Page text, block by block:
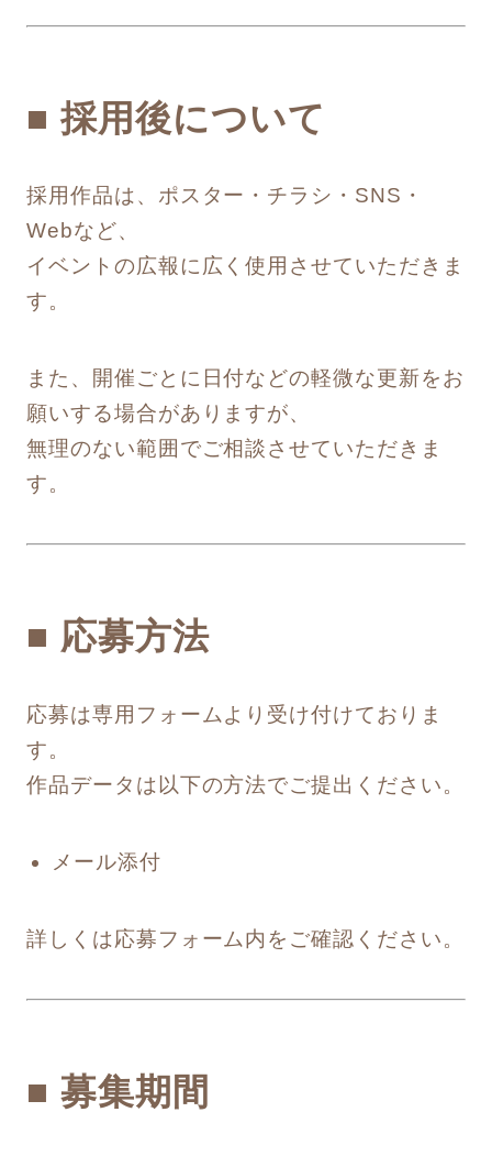
■ 採用後について
採用作品は、ポスター・チラシ・SNS・
Webなど、
イベントの広報に広く使用させていただきま
す。
また、開催ごとに日付などの軽微な更新をお
願いする場合がありますが、
無理のない範囲でご相談させていただきま
す。
■ 応募方法
応募は専用フォームより受け付けておりま
す。
作品データは以下の方法でご提出ください。
メール添付
詳しくは応募フォーム内をご確認ください。
■ 募集期間